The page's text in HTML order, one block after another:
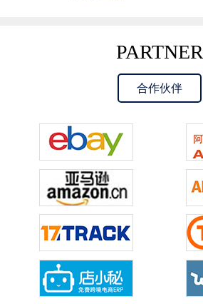
PARTNER
合作伙伴